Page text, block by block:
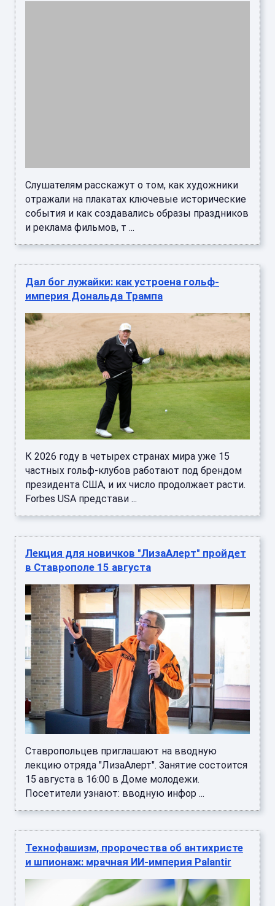
Слушателям расскажут о том, как художники
отражали на плакатах ключевые исторические
события и как создавались образы праздников
и реклама фильмов, т ...
Дал бог лужайки: как устроена гольф-
империя Дональда Трампа
К 2026 году в четырех странах мира уже 15
частных гольф-клубов работают под брендом
президента США, и их число продолжает расти.
Forbes USA представи ...
Лекция для новичков "ЛизаАлерт" пройдет
в Ставрополе 15 августа
Ставропольцев приглашают на вводную
лекцию отряда "ЛизаАлерт". Занятие состоится
15 августа в 16:00 в Доме молодежи.
Посетители узнают: вводную инфор ...
Технофашизм, пророчества об антихристе
и шпионаж: мрачная ИИ-империя Palantir